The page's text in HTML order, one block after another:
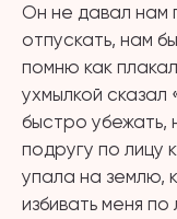
Он не давал нам
отпускать, нам
помню как
ухмылкой сказал
быстро убежать,
подругу по лицу
упала на землю,
избивать меня